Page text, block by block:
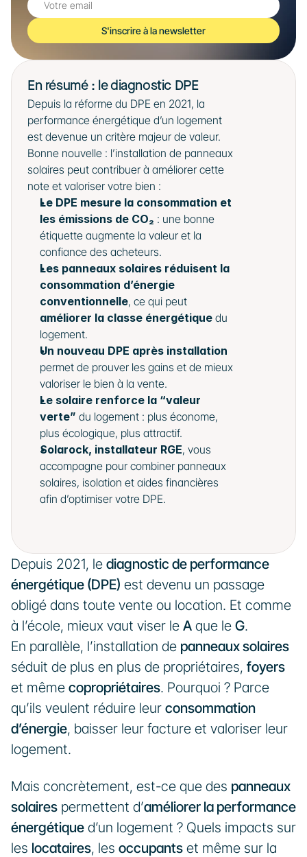
En résumé : le diagnostic DPE
Depuis la réforme du DPE en 2021, la
performance énergétique d’un logement
est devenue un critère majeur de valeur.
Bonne nouvelle : l’installation de panneaux
solaires peut contribuer à améliorer cette
note et valoriser votre bien :
Le DPE mesure la consommation et
les émissions de CO₂ : une bonne
étiquette augmente la valeur et la
confiance des acheteurs.
Les panneaux solaires réduisent la
consommation d’énergie
conventionnelle
améliorer la classe énergétique du
logement.
Un nouveau DPE après installation
permet de prouver les gains et de mieux
valoriser le bien à la vente.
Le solaire renforce la “valeur
verte” du logement : plus économe,
plus écologique, plus attractif.
Solarock, installateur RGE, vous
accompagne pour combiner panneaux
solaires, isolation et aides financières
afin d’optimiser votre DPE.
Depuis 2021, le diagnostic de performance
énergétique (DPE) est devenu un passage
obligé dans toute vente ou location. Et comme
à l’école, mieux vaut viser le A que le G.
En parallèle, l’installation de panneaux solaires
séduit de plus en plus de propriétaires, foyers
et même copropriétaires. Pourquoi ? Parce
qu’ils veulent réduire leur consommation
d’énergie, baisser leur facture et valoriser leur
logement.
Mais concrètement, est-ce que des panneaux
solaires permettent d’améliorer la performance
énergétique d’un logement ? Quels impacts sur
les locataires, les occupants et même sur la
S'inscrire à la newsletter